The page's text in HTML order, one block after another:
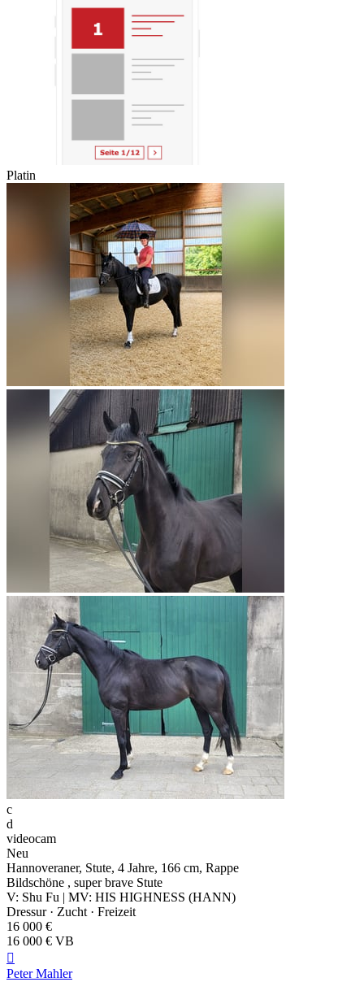
Platin
c
d
videocam
Neu
Hannoveraner, Stute, 4 Jahre, 166 cm, Rappe
Bildschöne , super brave Stute
V: Shu Fu | MV: HIS HIGHNESS (HANN)
Dressur · Zucht · Freizeit
16 000 €
16 000 € VB

Peter Mahler